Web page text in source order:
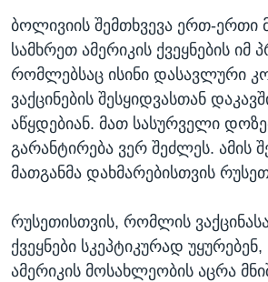
ბოლივიის შემთხვევა ერთ-ერთი
სამხრეთ ამერიკის ქვეყნების იმ
რომლებსაც ისინი დასავლური
ვაქცინების შესყიდვასთან
აწყდებიან. მათ სასურველი
გარანტირება ვერ შეძლეს. ამის
მათგანმა დახმარებისთვის
რუსეთისთვის, რომლის
ქვეყნები სკეპტიკურად
ამერიკის მოსახლეობის აცრა